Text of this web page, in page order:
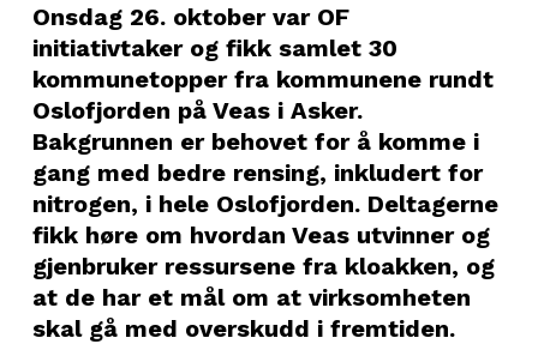
Onsdag 26. oktober var OF
initiativtaker og fikk samlet 30
kommunetopper fra kommunene rundt
Oslofjorden på Veas i Asker.
Bakgrunnen er behovet for å komme i
gang med bedre rensing, inkludert for
nitrogen, i hele Oslofjorden. Deltagerne
fikk høre om hvordan Veas utvinner og
gjenbruker ressursene fra kloakken, og
at de har et mål om at virksomheten
skal gå med overskudd i fremtiden.